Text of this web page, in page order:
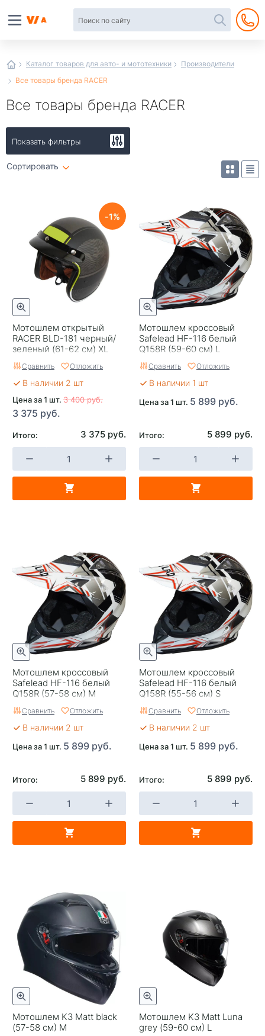
Каталог товаров для авто- и мототехники
Производители
Все товары бренда RACER
Все товары бренда RACER
Показать фильтры
Сортировать
Мотошлем открытый
RACER BLD-181 черный/
зеленый (61-62 см) XL
1
Сравнить Отложить
В наличии 2 шт
Цена за 1 шт. 3 400 руб.
3 375 руб.
Итого: 3 375 руб.
Мотошлем кроссовый
Safelead HF-116 белый
Q158R (59-60 см) L
Сравнить Отложить
В наличии 1 шт
Цена за 1 шт. 5 899 руб.
Итого: 5 899 руб.
Мотошлем кроссовый
Safelead HF-116 белый
Q158R (57-58 см) M
Сравнить Отложить
В наличии 2 шт
Цена за 1 шт. 5 899 руб.
Итого: 5 899 руб.
Мотошлем кроссовый
Safelead HF-116 белый
Q158R (55-56 см) S
Сравнить Отложить
В наличии 2 шт
Цена за 1 шт. 5 899 руб.
Итого: 5 899 руб.
Мотошлем K3 Matt black
(57-58 см) M
Мотошлем K3 Matt Luna
grey (59-60 см) L
интернет-